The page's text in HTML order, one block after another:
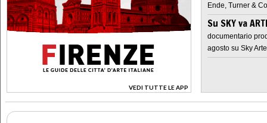
VEDI TUTTE LE APP
>
Ende, Turner &
Su SKY va
documentario
agosto su Sky Arte